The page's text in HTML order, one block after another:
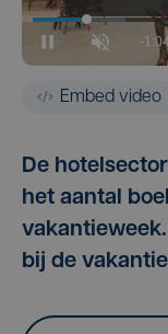
Embed video
De
het aantal
bij de